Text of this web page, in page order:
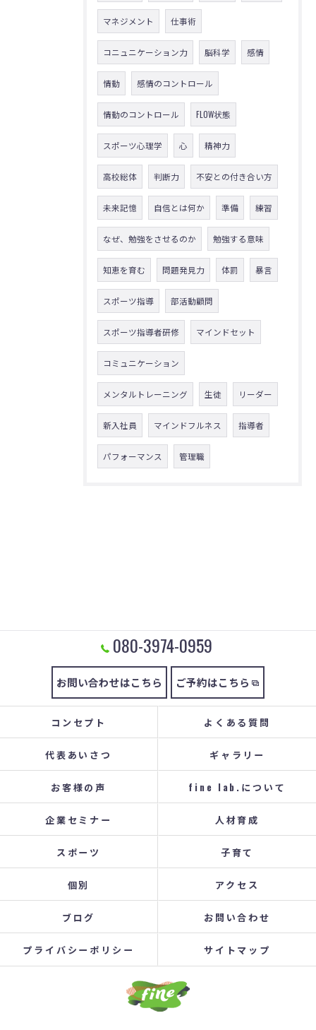
マネジメント 仕事術
コニュニケーション力 脳科学 感情
情動 感情のコントロール
情動のコントロール FLOW状態
スポーツ心理学 心 精神力
高校総体 判断力 不安との付き合い方
未来記憶 自信とは何か 準備 練習
なぜ、勉強をさせるのか 勉強する意味
知恵を育む 問題発見力 体罰 暴言
スポーツ指導 部活動顧問
スポーツ指導者研修 マインドセット
コミュニケーション
メンタルトレーニング 生徒 リーダー
新入社員 マインドフルネス 指導者
パフォーマンス 管理職
080-3974-0959
お問い合わせはこちら ご予約はこちら
コンセプト よくある質問
代表あいさつ ギャラリー
お客様の声 fine lab.について
企業セミナー 人材育成
スポーツ 子育て
個別 アクセス
ブログ お問い合わせ
プライバシーポリシー サイトマップ